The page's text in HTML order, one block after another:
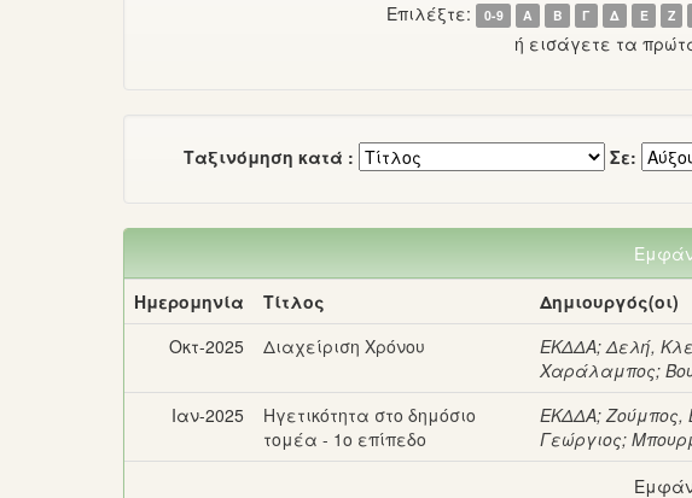
Επιλέξτε: 0-9 Α Β Γ Δ Ε Ζ
ή εισάγετε τα
Ταξινόμηση κατά : Σε:
Ημερομηνία
Τίτλος
Δημιουργός(οι)
Οκτ-2025
Διαχείριση Χρόνου ΕΚΔΔΑ;Δελή,
Χαράλαμπος;
Ιαν-2025
Ηγετικότητα στο δημόσιο
τομέα - 1ο επίπεδο
ΕΚΔΔΑ;Ζούμπος,
Γεώργιος;